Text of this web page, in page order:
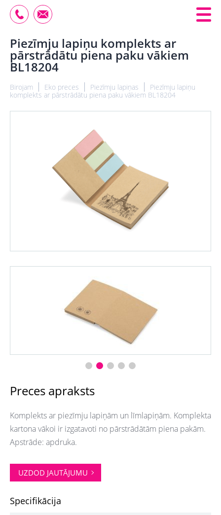
Piezīmju lapiņu komplekts ar
pārstrādātu piena paku vākiem
BL18204
Birojam Eko preces Piezīmju lapiņas
Piezīmju lapiņu
komplekts ar pārstrādātu piena paku vākiem BL18204
Preces apraksts
Komplekts ar piezīmju lapiņām un līmlapiņām. Komplekta
kartona vākoi ir izgatavoti no pārstrādātām piena pakām.
Apstrāde: apdruka.
UZDOD JAUTĀJUMU
Specifikācija